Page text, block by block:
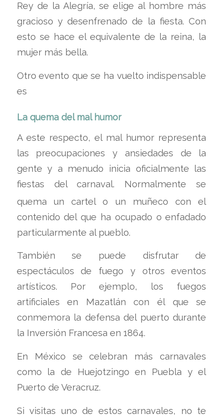
Rey de la Alegría, se elige al hombre más
gracioso y desenfrenado de la fiesta. Con
esto se hace el equivalente de la reina, la
mujer más bella.
Otro evento que se ha vuelto indispensable
es
La quema del mal humor
A este respecto, el mal humor representa
las preocupaciones y ansiedades de la
gente y a menudo inicia oficialmente las
fiestas del carnaval. Normalmente se
quema un cartel o un muñeco con el
contenido del que ha ocupado o enfadado
particularmente al pueblo.
También se puede disfrutar de
espectáculos de fuego y otros eventos
artísticos. Por ejemplo, los fuegos
artificiales en Mazatlán con él que se
conmemora la defensa del puerto durante
la Inversión Francesa en 1864.
En México se celebran más carnavales
como la de Huejotzingo en Puebla y el
Puerto de Veracruz.
Si visitas uno de estos carnavales, no te